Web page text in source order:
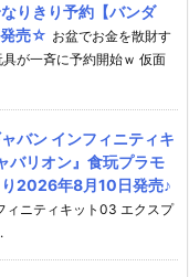
りきり予約【バンダ
売☆ お盆でお金を散財す
が一斉に予約開始ｗ 仮面
バン インフィニティキ
バリオン』食玩プラモ
2026年8月10日発売♪
ィニティキット03 エクスプ